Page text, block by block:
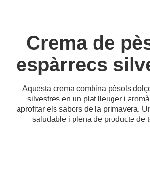
Crema de
espàrrecs
Aquesta crema combina pèsols
silvestres en un plat lleuger i
aprofitar els sabors de la primavera.
saludable i plena de producte de